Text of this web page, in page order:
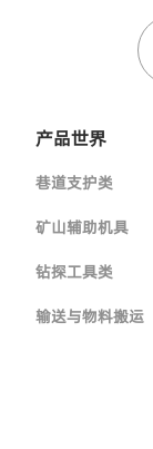
产品世界
巷道支护类
矿山辅助机具
钻探工具类
输送与物料搬运